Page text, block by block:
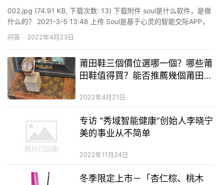
002.jpg (74.91 KB, 下载次数: 13) 下载附件 soul是什么软件，是做
什么的？ 2021-3-5 13:48 上传 Soul是基于心灵的智能交际APP，
功用是寻觅最适合自己的魂灵伴侣。 2019年6月28日，国家网信办
通报称，针对网络音频乱象启动专项整治举动。根据群众举报线
问答 2022年4月23日
莆田鞋三個價位選哪一個？哪些莆
田鞋值得買？能否推薦幾個莆田鞋
2022年4月21日
专访 “秀域智能健康”创始人李晓宁
美的事业从不简单
2022年11月24日
冬季限定上市－「杏仁棕、桃木